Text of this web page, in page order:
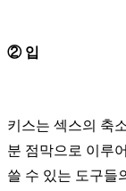
② 입
키스는 섹스의 축
분 점막으로 이루
쓸 수 있는 도구들